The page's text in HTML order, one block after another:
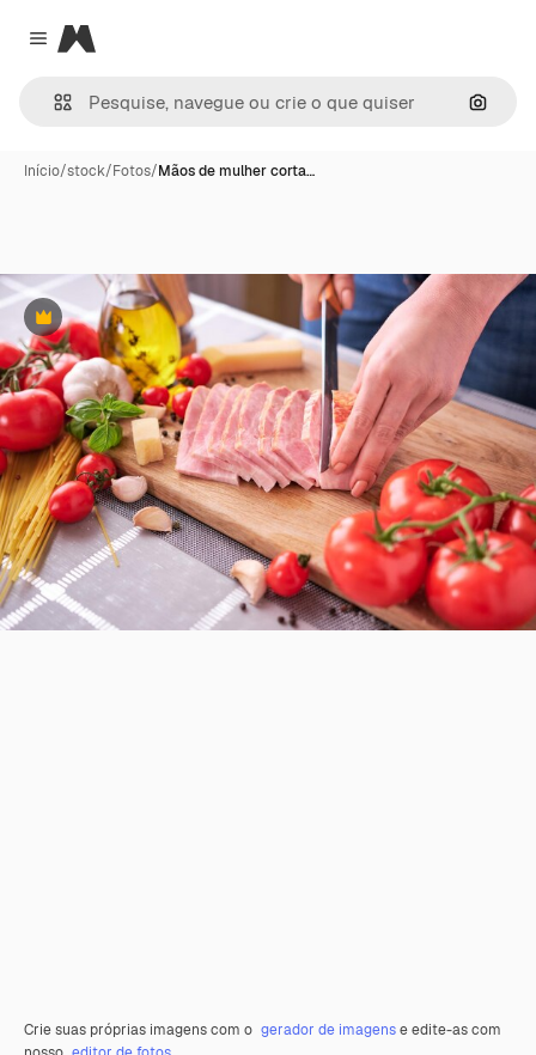
Close menu
Magnific
Início/stock/Fotos/Mãos de mulher corta…
Premium
Crie suas próprias imagens com o gerador de imagense edite-as com